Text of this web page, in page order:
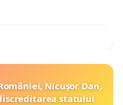
Nicușor Dan,
statului